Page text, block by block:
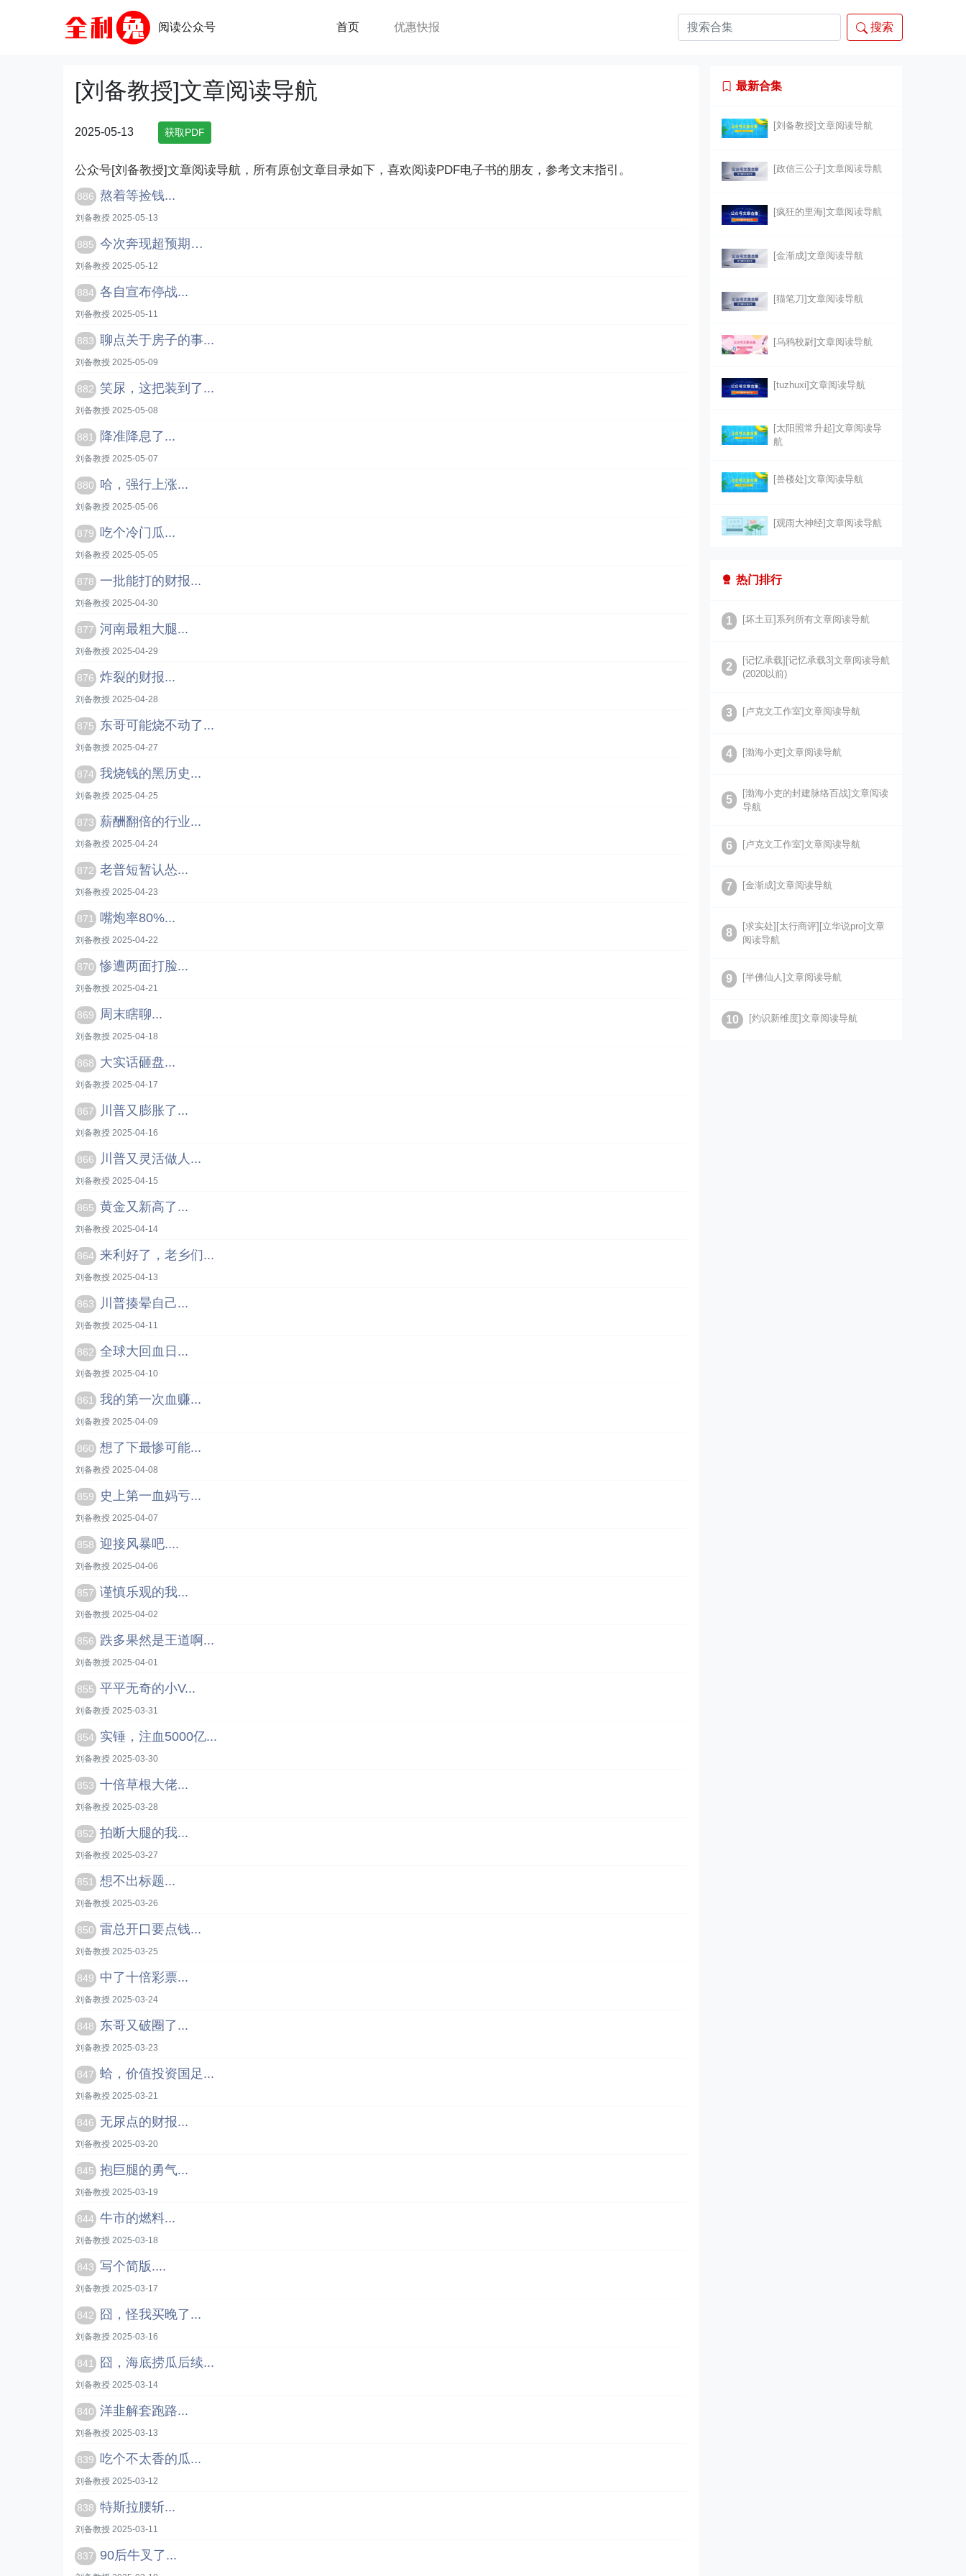
阅读公众号 首页 优惠快报 搜索
[刘备教授]文章阅读导航
2025-05-13 获取PDF
公众号[刘备教授]文章阅读导航，所有原创文章目录如下，喜欢阅读PDF电子书的朋友，参考文末指引。
886 熬着等捡钱...
刘备教授 2025-05-13
885 今次奔现超预期…
刘备教授 2025-05-12
884 各自宣布停战...
刘备教授 2025-05-11
883 聊点关于房子的事...
刘备教授 2025-05-09
882 笑尿，这把装到了...
刘备教授 2025-05-08
881 降准降息了...
刘备教授 2025-05-07
880 哈，强行上涨...
刘备教授 2025-05-06
879 吃个冷门瓜...
刘备教授 2025-05-05
878 一批能打的财报...
刘备教授 2025-04-30
877 河南最粗大腿...
刘备教授 2025-04-29
876 炸裂的财报...
刘备教授 2025-04-28
875 东哥可能烧不动了...
刘备教授 2025-04-27
874 我烧钱的黑历史...
刘备教授 2025-04-25
873 薪酬翻倍的行业...
刘备教授 2025-04-24
872 老普短暂认怂...
刘备教授 2025-04-23
871 嘴炮率80%...
刘备教授 2025-04-22
870 惨遭两面打脸...
刘备教授 2025-04-21
869 周末瞎聊...
刘备教授 2025-04-18
868 大实话砸盘...
刘备教授 2025-04-17
867 川普又膨胀了...
刘备教授 2025-04-16
866 川普又灵活做人...
刘备教授 2025-04-15
865 黄金又新高了...
刘备教授 2025-04-14
864 来利好了，老乡们...
刘备教授 2025-04-13
863 川普揍晕自己...
刘备教授 2025-04-11
862 全球大回血日...
刘备教授 2025-04-10
861 我的第一次血赚...
刘备教授 2025-04-09
860 想了下最惨可能...
刘备教授 2025-04-08
859 史上第一血妈亏...
刘备教授 2025-04-07
858 迎接风暴吧....
刘备教授 2025-04-06
857 谨慎乐观的我...
刘备教授 2025-04-02
856 跌多果然是王道啊...
刘备教授 2025-04-01
855 平平无奇的小V...
刘备教授 2025-03-31
854 实锤，注血5000亿...
刘备教授 2025-03-30
853 十倍草根大佬...
刘备教授 2025-03-28
852 拍断大腿的我...
刘备教授 2025-03-27
851 想不出标题...
刘备教授 2025-03-26
850 雷总开口要点钱...
刘备教授 2025-03-25
849 中了十倍彩票...
刘备教授 2025-03-24
848 东哥又破圈了...
刘备教授 2025-03-23
847 蛤，价值投资国足...
刘备教授 2025-03-21
846 无尿点的财报...
刘备教授 2025-03-20
845 抱巨腿的勇气...
刘备教授 2025-03-19
844 牛市的燃料...
刘备教授 2025-03-18
843 写个简版....
刘备教授 2025-03-17
842 囧，怪我买晚了...
刘备教授 2025-03-16
841 囧，海底捞瓜后续...
刘备教授 2025-03-14
840 洋韭解套跑路...
刘备教授 2025-03-13
839 吃个不太香的瓜...
刘备教授 2025-03-12
838 特斯拉腰斩...
刘备教授 2025-03-11
837 90后牛叉了...
最新合集
[刘备教授]文章阅读导航
[政信三公子]文章阅读导航
[疯狂的里海]文章阅读导航
[金渐成]文章阅读导航
[猫笔刀]文章阅读导航
[乌鸦校尉]文章阅读导航
[tuzhuxi]文章阅读导航
[太阳照常升起]文章阅读导
航
[兽楼处]文章阅读导航
[观雨大神经]文章阅读导航
热门排行
1 [坏土豆]系列所有文章阅读导航
2
[记忆承载][记忆承载3]文章阅读导航
(2020以前)
3 [卢克文工作室]文章阅读导航
4 [渤海小吏]文章阅读导航
5
[渤海小吏的封建脉络百战]文章阅读
导航
6 [卢克文工作室]文章阅读导航
7 [金渐成]文章阅读导航
8
[求实处][太行商评][立华说pro]文章
阅读导航
9 [半佛仙人]文章阅读导航
10 [灼识新维度]文章阅读导航